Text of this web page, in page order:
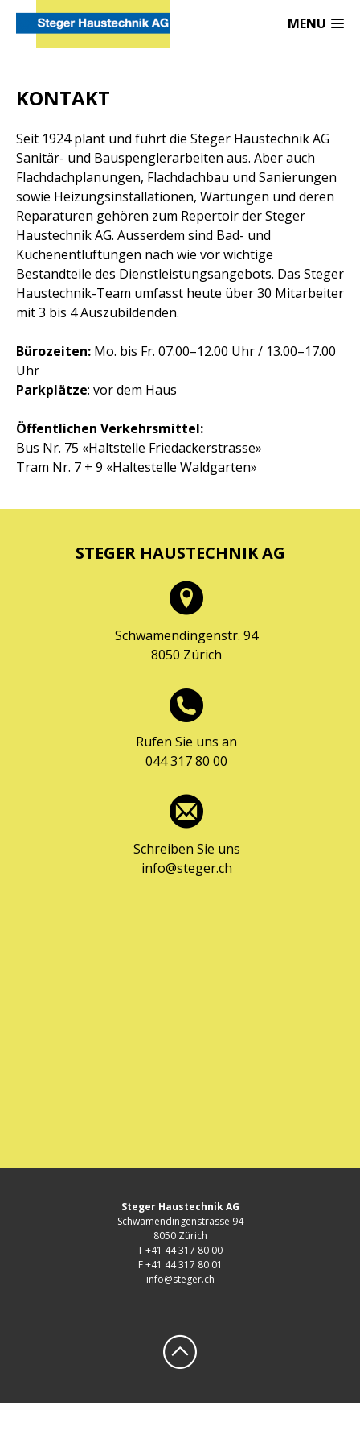
MENU
KONTAKT
Seit 1924 plant und führt die Steger Haustechnik AG
Sanitär- und Bauspenglerarbeiten aus. Aber auch
Flachdachplanungen, Flachdachbau und Sanierungen
sowie Heizungsinstallationen, Wartungen und deren
Reparaturen gehören zum Repertoir der Steger
Haustechnik AG. Ausserdem sind Bad- und
Küchenentlüftungen nach wie vor wichtige
Bestandteile des Dienstleistungsangebots. Das Steger
Haustechnik-Team umfasst heute über 30 Mitarbeiter
mit 3 bis 4 Auszubildenden.
Bürozeiten: Mo. bis Fr. 07.00–12.00 Uhr / 13.00–17.00
Uhr
Parkplätze: vor dem Haus
Öffentlichen Verkehrsmittel:
Bus Nr. 75 «Haltstelle Friedackerstrasse»
Tram Nr. 7 + 9 «Haltestelle Waldgarten»
STEGER HAUSTECHNIK AG
Schwamendingenstr. 94
8050 Zürich
Rufen Sie uns an
044 317 80 00
Schreiben Sie uns
info@steger.ch
Steger Haustechnik AG
Schwamendingenstrasse 94
8050 Zürich
T +41 44 317 80 00
F +41 44 317 80 01
info@steger.ch